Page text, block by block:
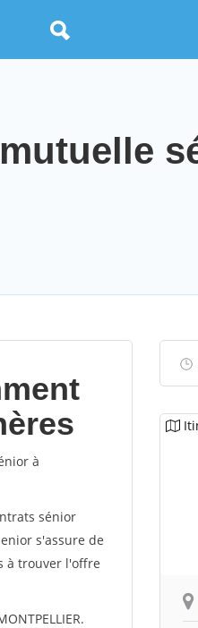
à
sénior
s'assure de
à trouver l'offre